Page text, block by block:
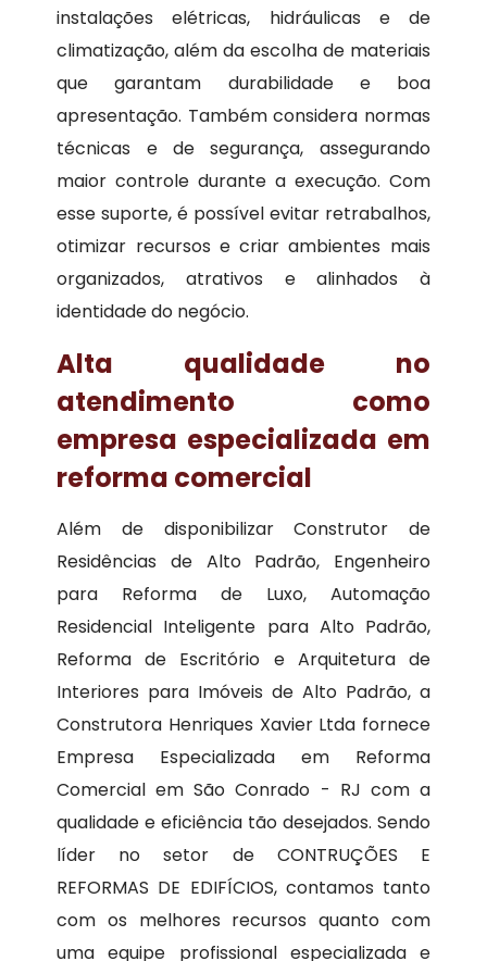
instalações elétricas, hidráulicas e de
climatização, além da escolha de materiais
que garantam durabilidade e boa
apresentação. Também considera normas
técnicas e de segurança, assegurando
maior controle durante a execução. Com
esse suporte, é possível evitar retrabalhos,
otimizar recursos e criar ambientes mais
organizados, atrativos e alinhados à
identidade do negócio.
Alta qualidade no
atendimento como
empresa especializada em
reforma comercial
Além de disponibilizar Construtor de
Residências de Alto Padrão, Engenheiro
para Reforma de Luxo, Automação
Residencial Inteligente para Alto Padrão,
Reforma de Escritório e Arquitetura de
Interiores para Imóveis de Alto Padrão, a
Construtora Henriques Xavier Ltda fornece
Empresa Especializada em Reforma
Comercial em São Conrado - RJ com a
qualidade e eficiência tão desejados. Sendo
líder no setor de CONTRUÇÕES E
REFORMAS DE EDIFÍCIOS, contamos tanto
com os melhores recursos quanto com
uma equipe profissional especializada e